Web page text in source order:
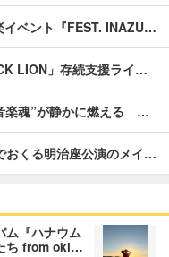
イベント『FEST. INAZU…
LION」存続支援ライ…
楽魂”が静かに燃える …
おくる明治座公演のメイ…
ム『ハナウム
ち from oki…